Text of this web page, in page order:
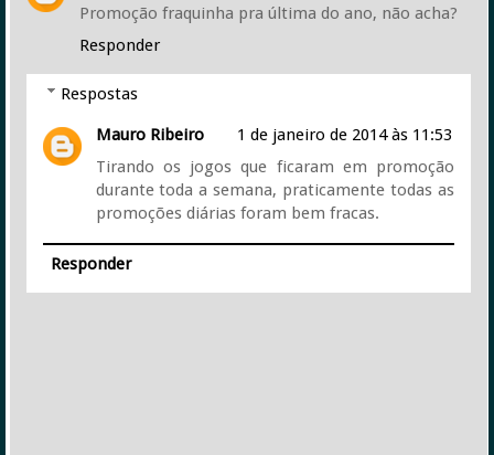
Promoção fraquinha pra última do ano, não acha?
Responder
Respostas
Mauro Ribeiro
1 de janeiro de 2014 às 11:53
Tirando os jogos que ficaram em promoção
durante toda a semana, praticamente todas as
promoções diárias foram bem fracas.
Responder